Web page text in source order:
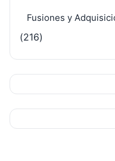
Fusiones y
(216)